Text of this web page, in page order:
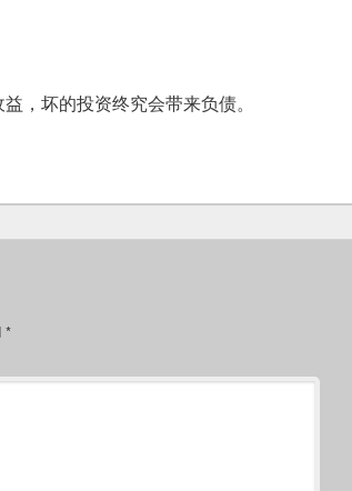
，坏的投资终究会带来负债。
*